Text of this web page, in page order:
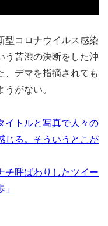
コロナウイルス感染
う苦渋の決断をした沖
、デマを指摘されても
がない。
イトルと写真で人々の
じる。そういうとこが
チ呼ばわりしたツイー